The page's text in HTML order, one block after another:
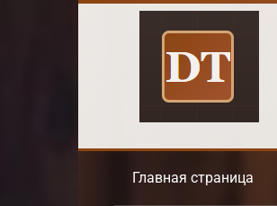
Главная страница